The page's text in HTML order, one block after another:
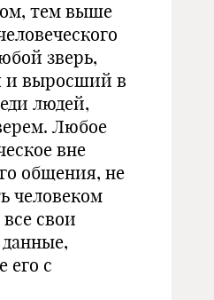
тем выше
зверь,
и выросший в
людей,
Любое
вне
общения, не
человеком
свои
его с